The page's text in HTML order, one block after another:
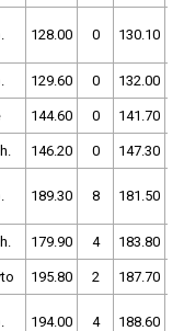
128.00 0 130.10
129.60 0 132.00
144.60 0 141.70
146.20 0 147.30
189.30 8 181.50
179.90 4 183.80
195.80 2 187.70
194.00 4 188.60